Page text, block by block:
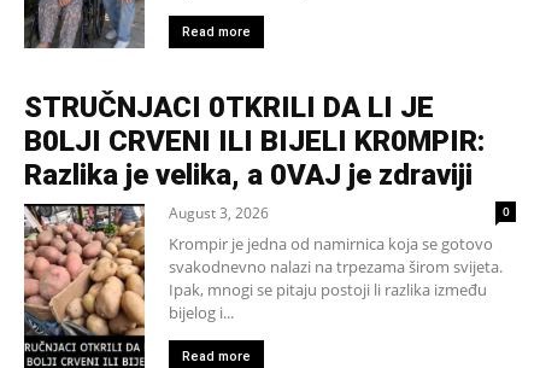
Read more
STRUČNJACI 0TKRILI DA LI JE
B0LJI CRVENI ILI BIJELI KR0MPIR:
Razlika je velika, a 0VAJ je zdraviji
August 3, 2026 0
Krompir je jedna od namirnica koja se gotovo
svakodnevno nalazi na trpezama širom svijeta.
Ipak, mnogi se pitaju postoji li razlika između
bijelog i...
Read more